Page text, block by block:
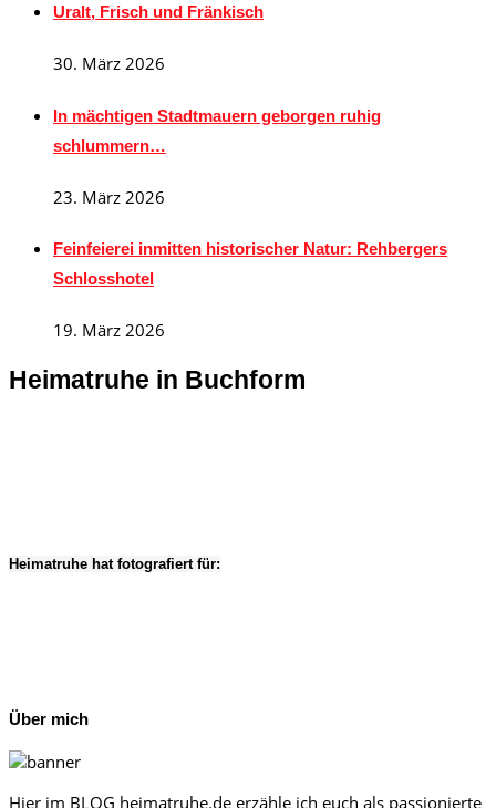
Uralt, Frisch und Fränkisch
30. März 2026
In mächtigen Stadtmauern geborgen ruhig
schlummern…
23. März 2026
Feinfeierei inmitten historischer Natur: Rehbergers
Schlosshotel
19. März 2026
Heimatruhe in Buchform
Heimatruhe hat fotografiert für:
Über mich
Hier im BLOG heimatruhe.de erzähle ich euch als passionierte